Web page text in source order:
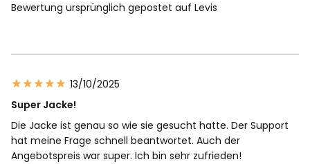
Bewertung ursprünglich gepostet auf Levis
13/10/2025
Super Jacke!
Die Jacke ist genau so wie sie gesucht hatte. Der Support
hat meine Frage schnell beantwortet. Auch der
Angebotspreis war super. Ich bin sehr zufrieden!